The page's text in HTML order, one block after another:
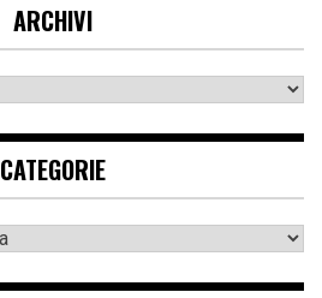
ARCHIVI
CATEGORIE